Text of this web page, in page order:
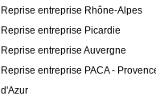
Reprise entreprise Rhône-Alpes
Reprise entreprise Picardie
Reprise entreprise Auvergne
Reprise entreprise PACA -
d'Azur